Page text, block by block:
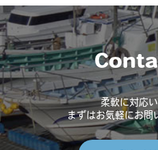
柔軟に対応
まずはお気軽にお問